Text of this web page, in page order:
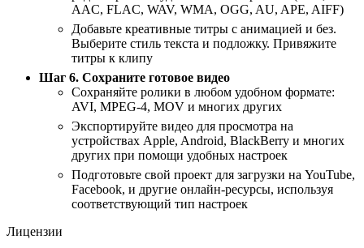
AAC, FLAC, WAV, WMA, OGG, AU, APE, AIFF)
Добавьте креативные титры с анимацией и без.
Выберите стиль текста и подложку. Привяжите
титры к клипу
Шаг 6. Сохраните готовое видео
Сохраняйте ролики в любом удобном формате:
AVI, MPEG-4, MOV и многих других
Экспортируйте видео для просмотра на
устройствах Apple, Android, BlackBerry и многих
других при помощи удобных настроек
Подготовьте свой проект для загрузки на YouTube,
Facebook, и другие онлайн-ресурсы, используя
соответствующий тип настроек
Лицензии